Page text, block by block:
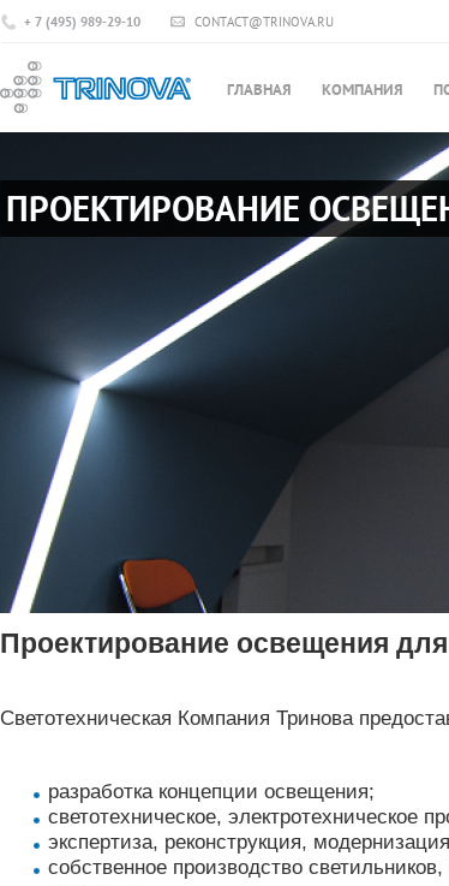
+ 7 (495) 989-29-10 CONTACT@TRINOVA.RU
ГЛАВНАЯ КОМПАНИЯ
ПРОЕКТИРОВАНИЕ
Проектирование освещения
Светотехническая Компания Тринова
разработка концепции освещения;
светотехническое, электротехническое
экспертиза, реконструкция,
собственное производство